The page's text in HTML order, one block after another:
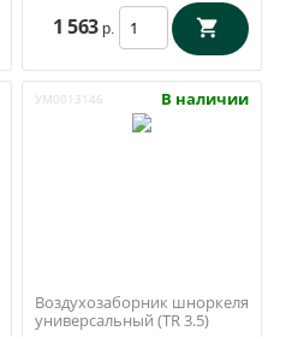
1 563 р.
УМ0013146 В наличии
Воздухозаборник шноркеля
универсальный (TR 3.5)